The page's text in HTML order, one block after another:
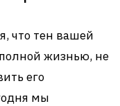
что тен вашей
жизнью, не
его
мы